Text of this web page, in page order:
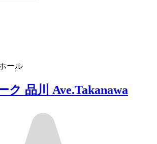
ール
ク 品川 Ave.Takanawa